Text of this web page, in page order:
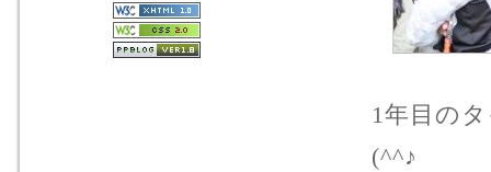
1年目の
(^^♪